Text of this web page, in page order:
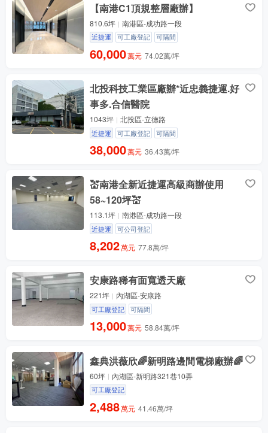
【南港C1頂規整層廠辦】
810.6坪 南港區-成功路一段
近捷運 可工廠登記 可隔間
60,000萬元 74.02萬/坪
北投科技工業區廠辦*近忠義捷運.好
事多.合信醫院
1043坪 北投區-立德路
近捷運 可工廠登記 可隔間
38,000萬元 36.43萬/坪
💒南港全新近捷運高級商辦使用
58~120坪💒
113.1坪 南港區-成功路一段
近捷運 可公司登記
8,202萬元 77.8萬/坪
安康路稀有面寬透天廠
221坪 內湖區-安康路
可工廠登記 可隔間
13,000萬元 58.84萬/坪
鑫典洪薇欣🌈新明路邊間電梯廠辦🌈
60坪 內湖區-新明路321巷10弄
可工廠登記
2,488萬元 41.46萬/坪